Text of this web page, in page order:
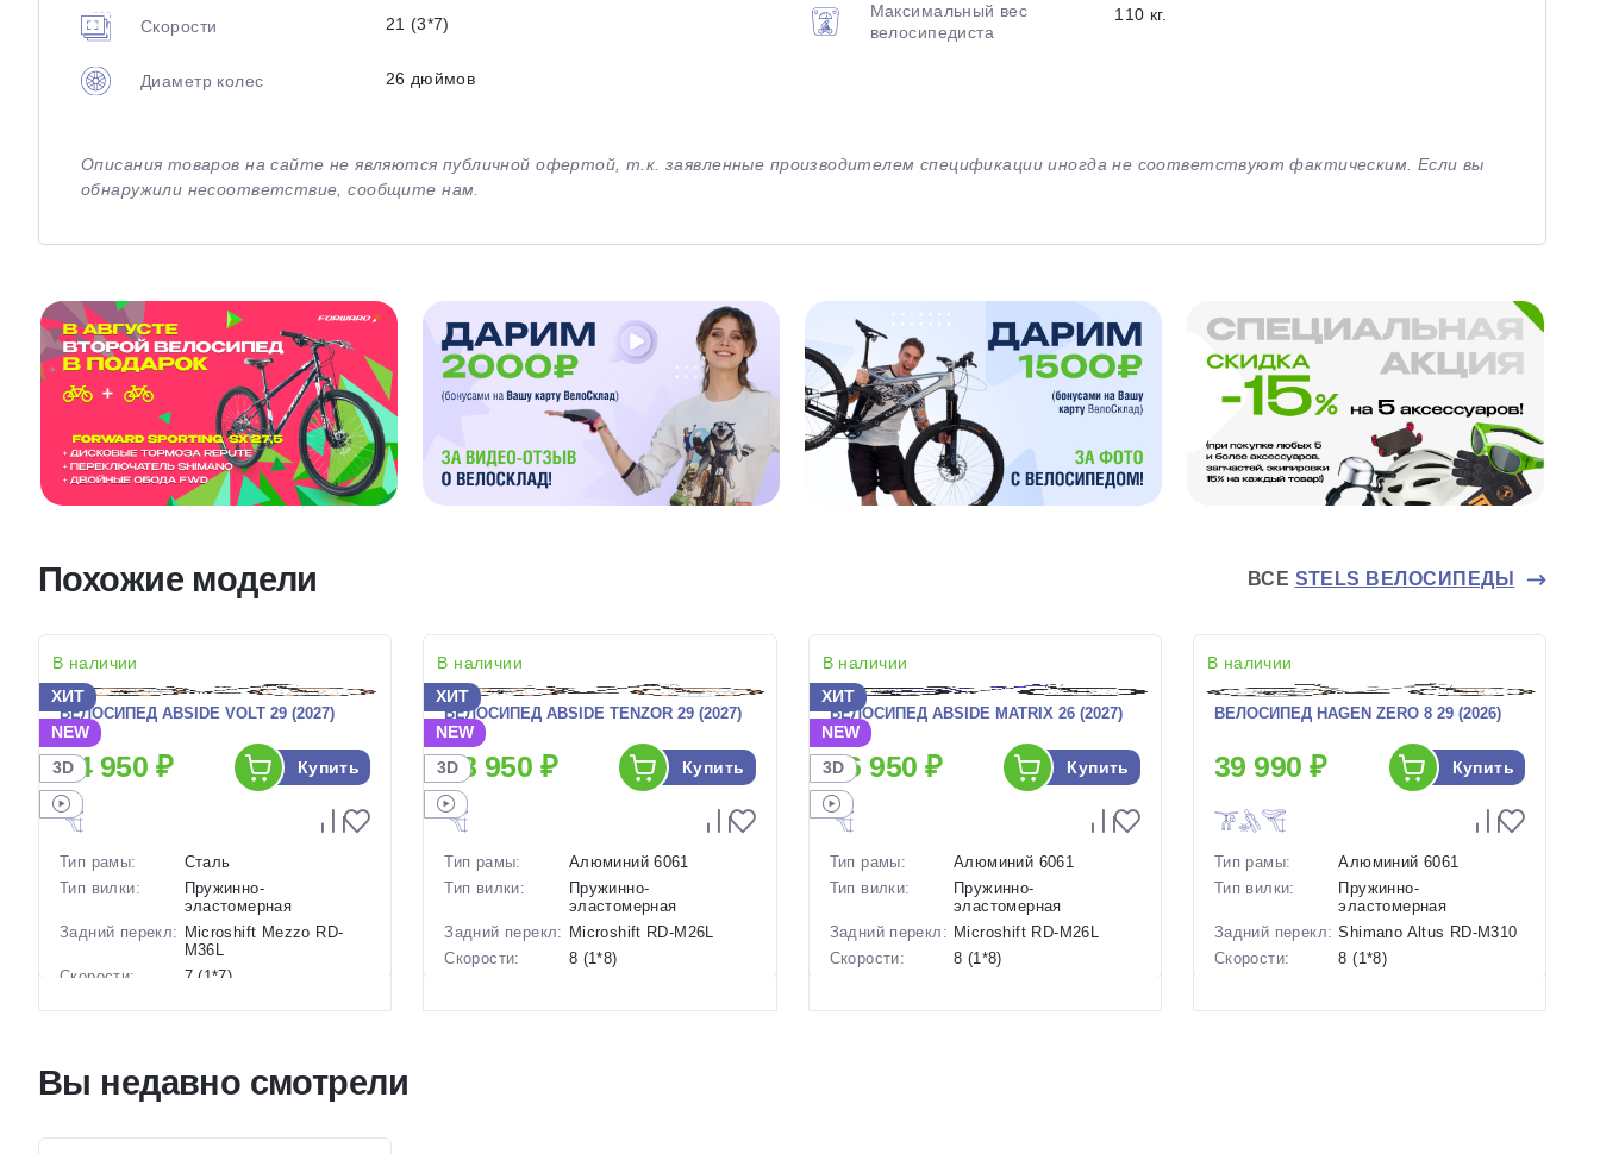
Скорости 21 (3*7)
Диаметр колес 26 дюймов
Максимальный вес
велосипедиста
110 кг.
Описания товаров на сайте не являются публичной офертой, т.к. заявленные производителем спецификации иногда не соответствуют фактическим. Если вы
обнаружили несоответствие, сообщите нам.
Похожие модели ВСЕ STELS ВЕЛОСИПЕДЫ
В наличии
ХИТ
NEW
3D
ВЕЛОСИПЕД ABSIDE VOLT 29 (2027)
24 950 ₽ Купить
Тип рамы:
Сталь
Тип вилки:
Пружинно-
эластомерная
Задний перекл: Microshift Mezzo RD-
M36L
Скорости:
7 (1*7)
колес:
Цвет-размер в
, 20 Черный, 18 Черный
В наличии
ХИТ
NEW
3D
ВЕЛОСИПЕД ABSIDE TENZOR 29 (2027)
28 950 ₽ Купить
Тип рамы:
Алюминий 6061
Тип вилки:
Пружинно-
эластомерная
Задний перекл: Microshift RD-M26L
Скорости:
8 (1*8)
В наличии
ХИТ
NEW
3D
ВЕЛОСИПЕД ABSIDE MATRIX 26 (2027)
26 950 ₽ Купить
Тип рамы:
Алюминий 6061
Тип вилки:
Пружинно-
эластомерная
Задний перекл: Microshift RD-M26L
Скорости:
8 (1*8)
В наличии
ВЕЛОСИПЕД HAGEN ZERO 8 29 (2026)
39 990 ₽ Купить
Тип рамы:
Алюминий 6061
Тип вилки:
Пружинно-
эластомерная
Задний перекл: Shimano Altus RD-M310
Скорости:
8 (1*8)
Вы недавно смотрели